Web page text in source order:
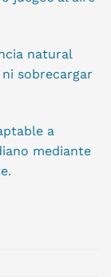
natural
sobrecargar
a
mediante